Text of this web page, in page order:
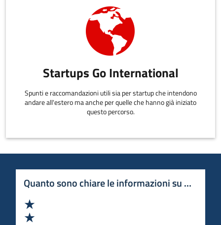
Startups Go International
Spunti e raccomandazioni utili sia per startup che intendono
andare all'estero ma anche per quelle che hanno già iniziato
questo percorso.
Quanto sono chiare le informazioni su questa